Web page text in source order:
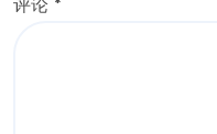
评论 *